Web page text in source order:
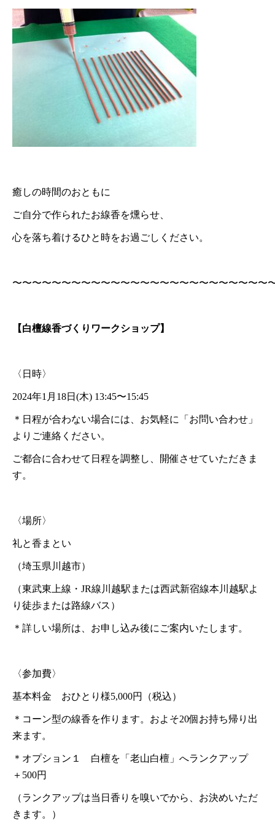
癒しの時間のおともに
ご自分で作られたお線香を燻らせ、
心を落ち着けるひと時をお過ごしください。
〜〜〜〜〜〜〜〜〜〜〜〜〜〜〜〜〜〜〜〜〜〜〜〜〜〜
【白檀線香づくりワークショップ】
〈日時〉
2024年1月18日(木) 13:45〜15:45
＊日程が合わない場合には、お気軽に「お問い合わせ」
よりご連絡ください。
ご都合に合わせて日程を調整し、開催させていただきま
す。
〈場所〉
礼と香まとい
（埼玉県川越市）
（東武東上線・JR線川越駅または西武新宿線本川越駅よ
り徒歩または路線バス）
＊詳しい場所は、お申し込み後にご案内いたします。
〈参加費〉
基本料金 おひとり様5,000円（税込）
＊コーン型の線香を作ります。およそ20個お持ち帰り出
来ます。
＊オプション１ 白檀を「老山白檀」へランクアップ
＋500円
（ランクアップは当日香りを嗅いでから、お決めいただ
きます。）